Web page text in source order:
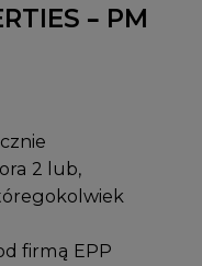
– PM
2 lub,
firmą EPP